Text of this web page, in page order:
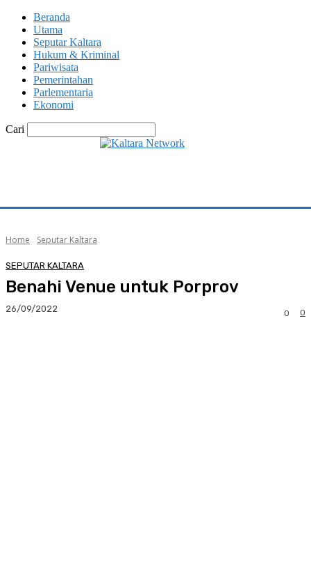
Beranda
Utama
Seputar Kaltara
Hukum & Kriminal
Pariwisata
Pemerintahan
Parlementaria
Ekonomi
Cari
Home Seputar Kaltara
SEPUTAR KALTARA
Benahi Venue untuk Porprov
26/09/2022 0
0